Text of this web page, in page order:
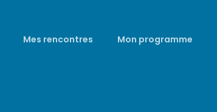
Mes rencontres Mon programme